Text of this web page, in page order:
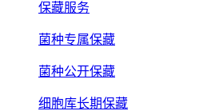
保藏服务
菌种专属保藏
菌种公开保藏
细胞库长期保藏